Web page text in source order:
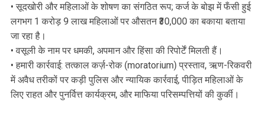
• सूदखोरी और महिलाओं के शोषण का संगठित रूप; कर्ज के बोझ में फँसी हुई
लगभग 1 करोड़ 9 लाख महिलाओं पर औसतन ₹30,000 का बकाया बताया
जा रहा है।
• वसूली के नाम पर धमकी, अपमान और हिंसा की रिपोर्टें मिलती हैं।
• हमारी कार्रवाई: तत्काल कर्ज़-रोक (moratorium) प्रस्ताव, ऋण-रिकवरी
में अवैध तरीकों पर कड़ी पुलिस और न्यायिक कार्रवाई, पीड़ित महिलाओं के
लिए राहत और पुनर्वित्त कार्यक्रम, और माफिया परिसम्पत्तियों की कुर्की।